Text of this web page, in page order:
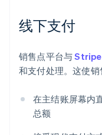
线下支付
销售点平台与
和支付处理。这使销
在主结账屏幕内
总额